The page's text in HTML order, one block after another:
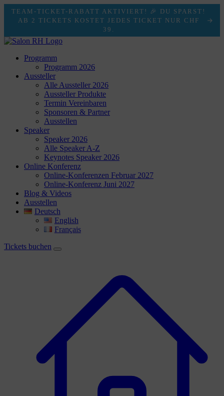
TEAM-TICKET-RABATT AKTIVIERT! 🎉 DU SPARST!
AB 2 TICKETS KOSTET JEDES TICKET NUR CHF
39.
Programm
Programm 2026
Aussteller
Alle Aussteller 2026
Aussteller Produkte
Termin Vereinbaren
Sponsoren & Partner
Ausstellen
Speaker
Speaker 2026
Alle Speaker A-Z
Keynotes Speaker 2026
Online Konferenz
Online-Konferenzen Februar 2027
Online-Konferenz Juni 2027
Blog & Videos
Ausstellen
Deutsch
English
Français
Tickets buchen